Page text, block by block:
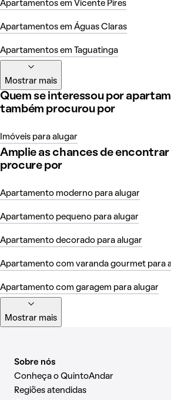
Apartamentos em Vicente Pires
Apartamentos em Águas Claras
Apartamentos em Taguatinga
Mostrar mais
Quem se interessou por
também procurou por
Imóveis para alugar
Amplie as chances de encontrar
procure por
Apartamento moderno para alugar
Apartamento pequeno para alugar
Apartamento decorado para alugar
Apartamento com varanda gourmet para
Apartamento com garagem para alugar
Mostrar mais
Sobre nós
Conheça o QuintoAndar
Regiões atendidas